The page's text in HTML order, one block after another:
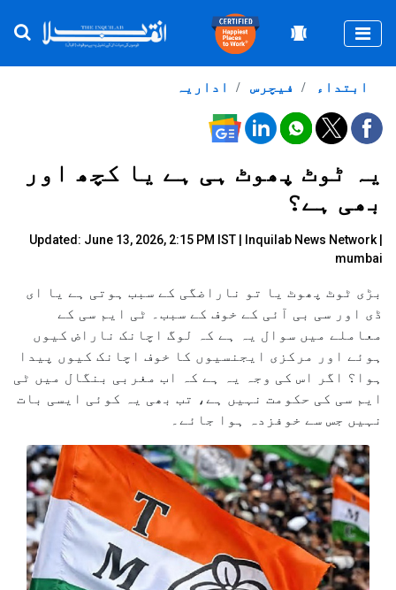
اداریہ فیچرس ابتداء
یہ ٹوٹ پھوٹ ہی ہے یا کچھ اور
بھی ہے؟
Updated: June 13, 2026, 2:15 PM IST |
Inquilab News Network |
mumbai
بڑی ٹوٹ پھوٹ یا تو ناراضگی کے سبب ہوتی ہے یا ای
ڈی اور سی بی آئی کے خوف کے سبب۔ ٹی ایم سی کے
معاملے میں سوال یہ ہے کہ لوگ اچانک ناراض کیوں
ہوئے اور مرکزی ایجنسیوں کا خوف اچانک کیوں پیدا
ہوا؟ اگر اس کی وجہ یہ ہے کہ اب مغربی بنگال میں ٹی
ایم سی کی حکومت نہیں ہے، تب بھی یہ کوئی ایسی بات
نہیں جس سے خوفزدہ ہوا جائے۔